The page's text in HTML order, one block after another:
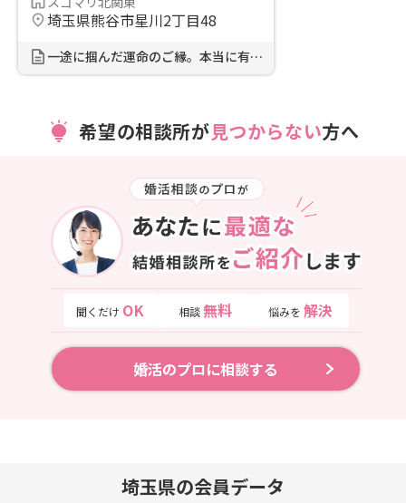
埼玉県熊谷市星川2丁目48
一途に掴んだ運命のご縁。本当に有難...
希望の相談所が見つからない方へ
聞くだけ OK 相談 無料 悩みを 解決
婚活のプロに相談する
埼玉県の会員データ